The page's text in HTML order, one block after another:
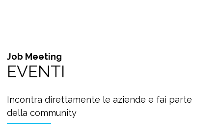
Job Meeting
EVENTI
Incontra direttamente le aziende e fai parte
della community